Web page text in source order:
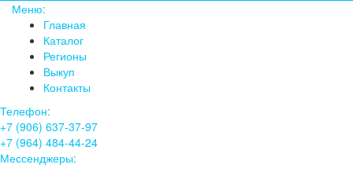
Меню:
Главная
Каталог
Регионы
Выкуп
Контакты
Телефон:
+7 (906) 637-37-97
+7 (964) 484-44-24
Мессенджеры: